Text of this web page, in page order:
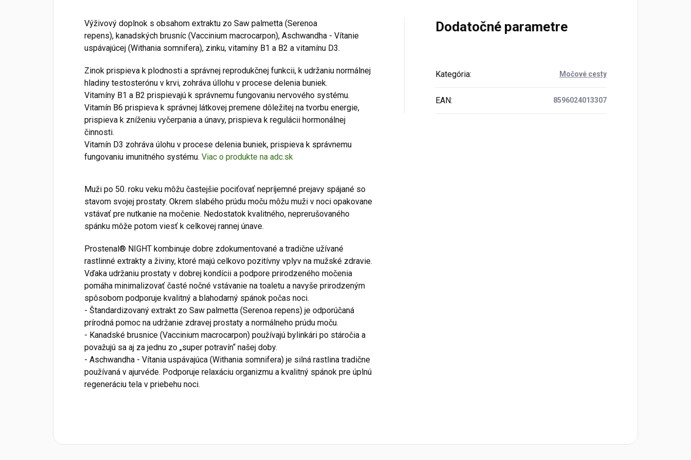
Výživový doplnok s obsahom extraktu zo Saw palmetta (Serenoa
repens), kanadských brusníc (Vaccinium macrocarpon), Aschwandha - Vítanie
uspávajúcej (Withania somnifera), zinku, vitamíny B1 a B2 a vitamínu D3.
Zinok prispieva k plodnosti a správnej reprodukčnej funkcii, k udržaniu normálnej
hladiny testosterónu v krvi, zohráva úllohu v procese delenia buniek.
Vitamíny B1 a B2 prispievajú k správnemu fungovaniu nervového systému.
Vitamín B6 prispieva k správnej látkovej premene dôležitej na tvorbu energie,
prispieva k zníženiu vyčerpania a únavy, prispieva k regulácii hormonálnej
činnosti.
Vitamín D3 zohráva úlohu v procese delenia buniek, prispieva k správnemu
fungovaniu imunitného systému. Viac o produkte na adc.sk
Muži po 50. roku veku môžu častejšie pociťovať nepríjemné prejavy spájané so
stavom svojej prostaty. Okrem slabého prúdu moču môžu muži v noci opakovane
vstávať pre nutkanie na močenie. Nedostatok kvalitného, neprerušovaného
spánku môže potom viesť k celkovej rannej únave.
Prostenal® NIGHT kombinuje dobre zdokumentované a tradične užívané
rastlinné extrakty a živiny, ktoré majú celkovo pozitívny vplyv na mužské zdravie.
Vďaka udržaniu prostaty v dobrej kondícii a podpore prirodzeného močenia
pomáha minimalizovať časté nočné vstávanie na toaletu a navyše prirodzeným
spôsobom podporuje kvalitný a blahodarný spánok počas noci.
- Štandardizovaný extrakt zo Saw palmetta (Serenoa repens) je odporúčaná
prírodná pomoc na udržanie zdravej prostaty a normálneho prúdu moču.
- Kanadské brusnice (Vaccinium macrocarpon) používajú bylinkári po stáročia a
považujú sa aj za jednu zo „super potravín“ našej doby.
- Aschwandha - Vítania uspávajúca (Withania somnifera) je silná rastlina tradične
používaná v ajurvéde. Podporuje relaxáciu organizmu a kvalitný spánok pre úplnú
regeneráciu tela v priebehu noci.
Dodatočné parametre
Kategória: Močové cesty
EAN: 8596024013307